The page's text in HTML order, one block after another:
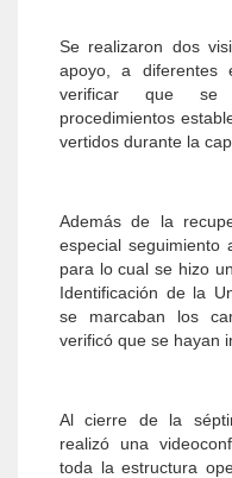
Se realizaron dos
apoyo, a diferentes
verificar que se
procedimientos
vertidos durante la
Además de la
especial seguimiento
para lo cual se hizo
Identificación de la
se marcaban los
verificó que se hayan
Al cierre de la
realizó una
toda la estructura